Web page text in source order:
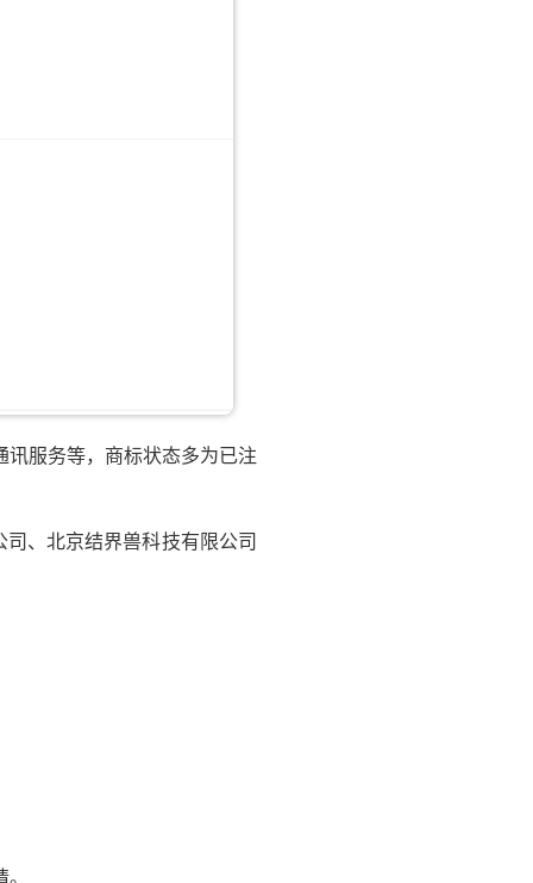
服务等，商标状态多为已注
、北京结界兽科技有限公司